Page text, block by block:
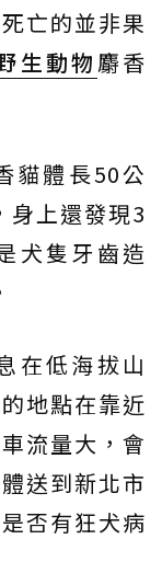
亡的並非果
生動物 麝香
貓體長50公
身上還發現3
犬隻牙齒造
在低海拔山
地點在靠近
流量大，會
送到新北市
否有狂犬病